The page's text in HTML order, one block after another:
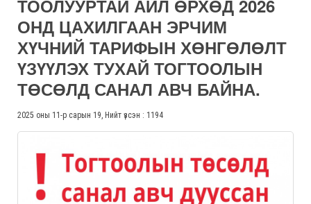
ТООЛУУРТАЙ АЙЛ ӨРХӨД 2026
ОНД ЦАХИЛГААН ЭРЧИМ
ХҮЧНИЙ ТАРИФЫН ХӨНГӨЛӨЛТ
ҮЗҮҮЛЭХ ТУХАЙ ТОГТООЛЫН
ТӨСӨЛД САНАЛ АВЧ БАЙНА.
2025 оны 11-р сарын 19, Нийт үзсэн : 1194